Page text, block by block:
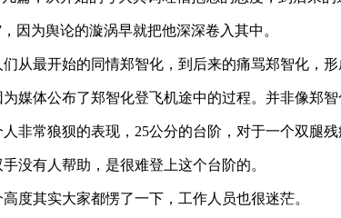
因为舆论的漩涡早就把他深深卷入其中。
从最开始的同情郑智化，到后来的痛骂郑智化，形
媒体公布了郑智化登飞机途中的过程。并非像郑智
非常狼狈的表现，25公分的台阶，对于一个双腿残
没有人帮助，是很难登上这个台阶的。
度其实大家都愣了一下，工作人员也很迷茫。